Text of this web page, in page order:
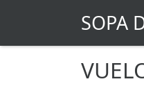
SOPA